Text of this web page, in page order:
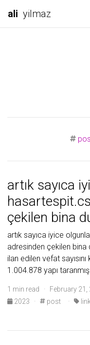
ali yilmaz
artık sayıca
çekilen bina
artık sayıca iyice
adresinden çekilen bina
ilan edilen vefat
1.004.878 yapı
1 min read · February 21,
2023
· post ·